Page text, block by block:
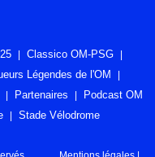
Classico OM-PSG
Légendes de l'OM
Partenaires
Podcast OM
Stade Vélodrome